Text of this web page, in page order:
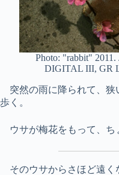
Photo: "rabbit" 2011.
DIGITAL III, GR
突然の雨に降られて、
歩く。
ウサが梅花をもって、ち
そのウサからさほど遠